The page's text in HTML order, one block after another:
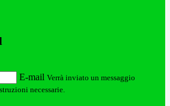
E-mail Verrà inviato un messaggio
necessarie.